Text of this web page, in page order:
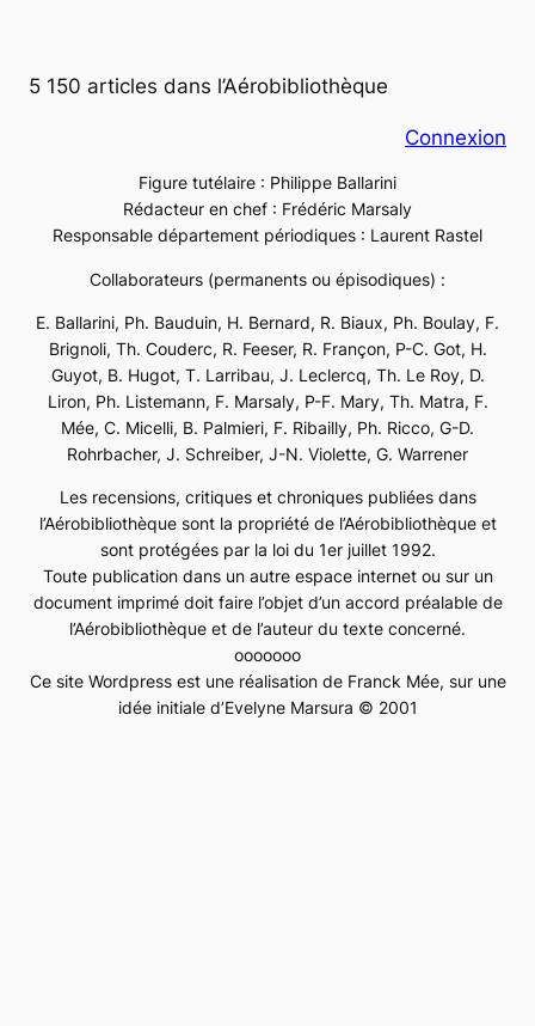
5 150 articles dans l’Aérobibliothèque
Connexion
Figure tutélaire : Philippe Ballarini
Rédacteur en chef : Frédéric Marsaly
Responsable département périodiques : Laurent Rastel
Collaborateurs (permanents ou épisodiques) :
E. Ballarini, Ph. Bauduin, H. Bernard, R. Biaux, Ph. Boulay, F.
Brignoli, Th. Couderc, R. Feeser, R. Françon, P-C. Got, H.
Guyot, B. Hugot, T. Larribau, J. Leclercq, Th. Le Roy, D.
Liron, Ph. Listemann, F. Marsaly, P-F. Mary, Th. Matra, F.
Mée, C. Micelli, B. Palmieri, F. Ribailly, Ph. Ricco, G-D.
Rohrbacher, J. Schreiber, J-N. Violette, G. Warrener
Les recensions, critiques et chroniques publiées dans
l’Aérobibliothèque sont la propriété de l’Aérobibliothèque et
sont protégées par la loi du 1er juillet 1992.
Toute publication dans un autre espace internet ou sur un
document imprimé doit faire l’objet d’un accord préalable de
l’Aérobibliothèque et de l’auteur du texte concerné.
ooooooo
Ce site Wordpress est une réalisation de Franck Mée, sur une
idée initiale d’Evelyne Marsura © 2001